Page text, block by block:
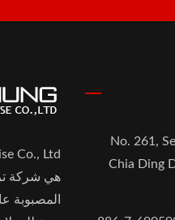
هي شركة
المصبوبة
No. 261,
Chia Ding